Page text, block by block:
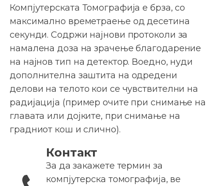
Компјутерската Томографија е брза, со
максимално времетраење од десетина
секунди. Содржи најнови протоколи за
намалена доза на зрачење благодарение
на најнов тип на детектор. Воедно, нуди
дополнителна заштита на одредени
делови на телото кои се чувствителни на
радијација (пример очите при снимање на
главата или дојките, при снимање на
градниот кош и слично).
Контакт
За да закажете термин за
компјутерска томографија, ве